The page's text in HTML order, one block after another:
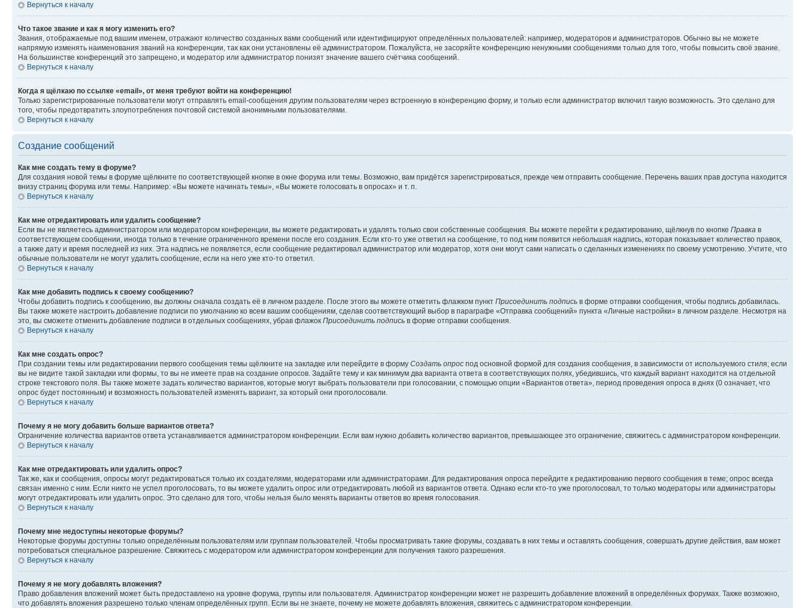
Вернуться к началу
Что такое звание и как я могу изменить его?
Звания, отображаемые под вашим именем, отражают количество созданных вами сообщений или идентифицируют определённых пользователей: например, модераторов и администраторов. Обычно вы не можете
напрямую изменять наименования званий на конференции, так как они установлены её администратором. Пожалуйста, не засоряйте конференцию ненужными сообщениями только для того, чтобы повысить своё звание.
На большинстве конференций это запрещено, и модератор или администратор понизят значение вашего счётчика сообщений.
Вернуться к началу
Когда я щёлкаю по ссылке «email», от меня требуют войти на конференцию!
Только зарегистрированные пользователи могут отправлять email-сообщения другим пользователям через встроенную в конференцию форму, и только если администратор включил такую возможность. Это сделано для
того, чтобы предотвратить злоупотребления почтовой системой анонимными пользователями.
Вернуться к началу
Создание сообщений
Как мне создать тему в форуме?
Для создания новой темы в форуме щёлкните по соответствующей кнопке в окне форума или темы. Возможно, вам придётся зарегистрироваться, прежде чем отправить сообщение. Перечень ваших прав доступа находится
внизу страниц форума или темы. Например: «Вы можете начинать темы», «Вы можете голосовать в опросах» и т. п.
Вернуться к началу
Как мне отредактировать или удалить сообщение?
Если вы не являетесь администратором или модератором конференции, вы можете редактировать и удалять только свои собственные сообщения. Вы можете перейти к редактированию, щёлкнув по кнопке Правка в
соответствующем сообщении, иногда только в течение ограниченного времени после его создания. Если кто-то уже ответил на сообщение, то под ним появится небольшая надпись, которая показывает количество правок,
а также дату и время последней из них. Эта надпись не появляется, если сообщение редактировал администратор или модератор, хотя они могут сами написать о сделанных изменениях по своему усмотрению. Учтите, что
обычные пользователи не могут удалить сообщение, если на него уже кто-то ответил.
Вернуться к началу
Как мне добавить подпись к своему сообщению?
Чтобы добавить подпись к сообщению, вы должны сначала создать её в личном разделе. После этого вы можете отметить флажком пункт Присоединить подпись в форме отправки сообщения, чтобы подпись добавилась.
Вы также можете настроить добавление подписи по умолчанию ко всем вашим сообщениям, сделав соответствующий выбор в параграфе «Отправка сообщений» пункта «Личные настройки» в личном разделе. Несмотря на
это, вы сможете отменить добавление подписи в отдельных сообщениях, убрав флажок Присоединить подпись в форме отправки сообщения.
Вернуться к началу
Как мне создать опрос?
При создании темы или редактировании первого сообщения темы щёлкните на закладке или перейдите в форму Создать опрос под основной формой для создания сообщения, в зависимости от используемого стиля; если
вы не видите такой закладки или формы, то вы не имеете прав на создание опросов. Задайте тему и как минимум два варианта ответа в соответствующих полях, убедившись, что каждый вариант находится на отдельной
строке текстового поля. Вы также можете задать количество вариантов, которые могут выбрать пользователи при голосовании, с помощью опции «Вариантов ответа», период проведения опроса в днях (0 означает, что
опрос будет постоянным) и возможность пользователей изменять вариант, за который они проголосовали.
Вернуться к началу
Почему я не могу добавить больше вариантов ответа?
Ограничение количества вариантов ответа устанавливается администратором конференции. Если вам нужно добавить количество вариантов, превышающее это ограничение, свяжитесь с администратором конференции.
Вернуться к началу
Как мне отредактировать или удалить опрос?
Так же, как и сообщения, опросы могут редактироваться только их создателями, модераторами или администраторами. Для редактирования опроса перейдите к редактированию первого сообщения в теме; опрос всегда
связан именно с ним. Если никто не успел проголосовать, то вы можете удалить опрос или отредактировать любой из вариантов ответа. Однако если кто-то уже проголосовал, то только модераторы или администраторы
могут отредактировать или удалить опрос. Это сделано для того, чтобы нельзя было менять варианты ответов во время голосования.
Вернуться к началу
Почему мне недоступны некоторые форумы?
Некоторые форумы доступны только определённым пользователям или группам пользователей. Чтобы просматривать такие форумы, создавать в них темы и оставлять сообщения, совершать другие действия, вам может
потребоваться специальное разрешение. Свяжитесь с модератором или администратором конференции для получения такого разрешения.
Вернуться к началу
Почему я не могу добавлять вложения?
Право добавления вложений может быть предоставлено на уровне форума, группы или пользователя. Администратор конференции может не разрешить добавление вложений в определённых форумах. Также возможно,
что добавлять вложения разрешено только членам определённых групп. Если вы не знаете, почему не можете добавлять вложения, свяжитесь с администратором конференции.